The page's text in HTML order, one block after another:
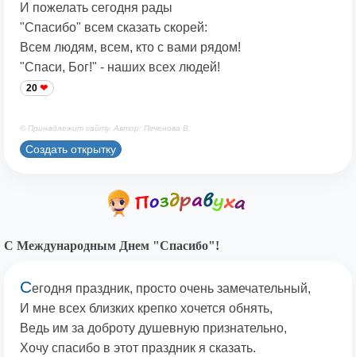
И пожелать сегодня рады
"Спасибо" всем сказать скорей:
Всем людям, всем, кто с вами рядом!
"Спаси, Бог!" - наших всех людей!
20
© Принадлежит сайту. Автор: Печенова В.
Создать открытку
С Международным Днем "Спасибо"!
Сегодня праздник, просто очень замечательный,
И мне всех близких крепко хочется обнять,
Ведь им за доброту душевную признательно,
Хочу спасибо в этот праздник я сказать.